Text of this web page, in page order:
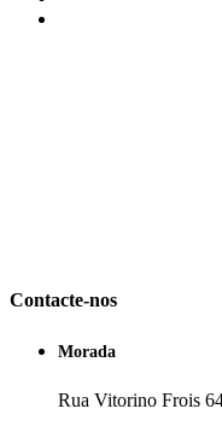
Contacte-nos
Morada
Rua Vitorino Frois